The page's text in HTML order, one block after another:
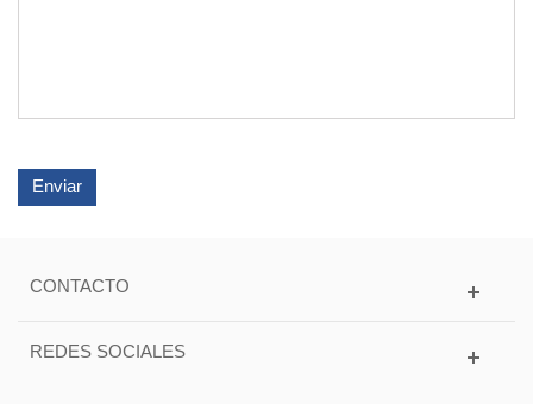
Enviar
CONTACTO
REDES SOCIALES